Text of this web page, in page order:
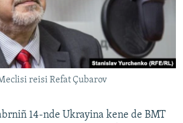
reisi Refat Çubarov
14-nde Ukrayina kene de BMT